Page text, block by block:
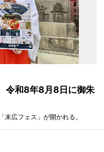
令和8年8月8日に御朱
広フェス」が開かれる。